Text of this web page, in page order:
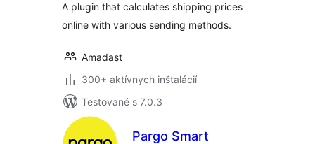
پارسی پست | پس
کرایه |تنظیمات ارسال
A plugin that calculates shipping prices
online with various sending methods.
Amadast
300+ aktívnych inštalácií
Testované s 7.0.3
Pargo Smart